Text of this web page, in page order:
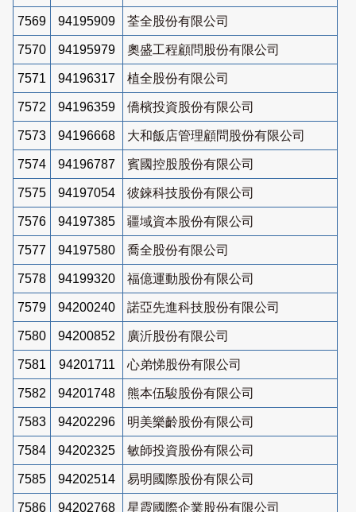
7569 94195909 荃全股份有限公司
7570 94195979 奧盛工程顧問股份有限公司
7571 94196317 植全股份有限公司
7572 94196359 僑檳投資股份有限公司
7573 94196668 大和飯店管理顧問股份有限公司
7574 94196787 賓國控股股份有限公司
7575 94197054 彼錸科技股份有限公司
7576 94197385 疆域資本股份有限公司
7577 94197580 喬全股份有限公司
7578 94199320 福億運動股份有限公司
7579 94200240 諾亞先進科技股份有限公司
7580 94200852 廣沂股份有限公司
7581 94201711 心弟悌股份有限公司
7582 94201748 熊本伍駿股份有限公司
7583 94202296 明美樂齡股份有限公司
7584 94202325 敏師投資股份有限公司
7585 94202514 易明國際股份有限公司
7586 94202768 星霞國際企業股份有限公司